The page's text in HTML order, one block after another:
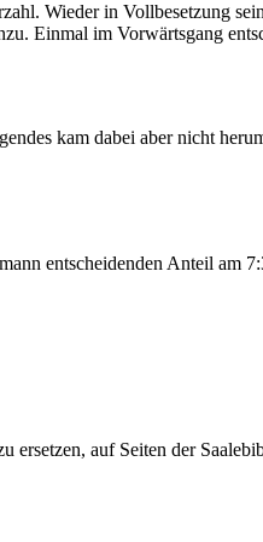
Wieder in Vollbesetzung
Einmal im Vorwärtsgang
kam dabei aber nicht
entscheidenden Anteil am
auf Seiten der